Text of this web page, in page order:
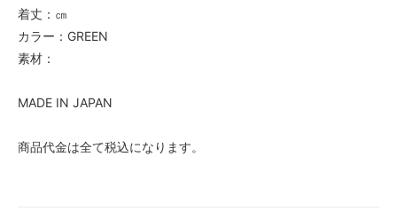
着丈：㎝
カラー：GREEN
素材：
MADE IN JAPAN
商品代金は全て税込になります。